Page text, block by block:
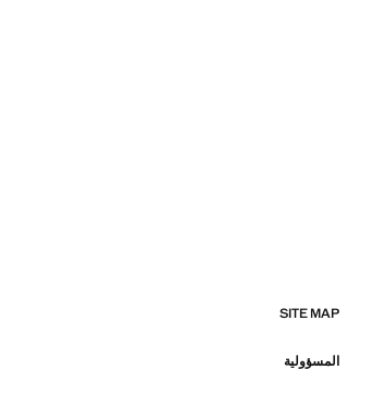
SITE MAP
المسؤولية